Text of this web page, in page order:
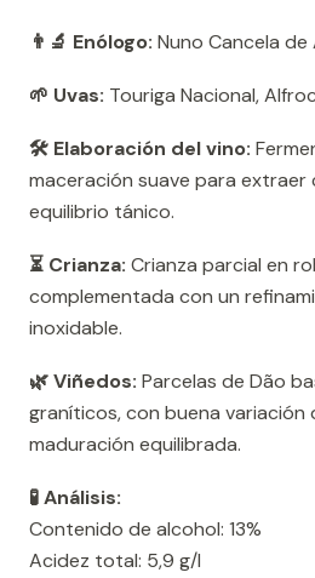
👨‍🔬 Enólogo: Nuno Cancela de
🌱 Uvas: Touriga Nacional,
🛠️ Elaboración del vino:
maceración suave para extraer
equilibrio tánico.
⏳ Crianza: Crianza parcial en
complementada con un
inoxidable.
🌿 Viñedos: Parcelas de Dão
graníticos, con buena
maduración equilibrada.
🧪 Análisis:
Contenido de alcohol: 13%
Acidez total: 5,9 g/l